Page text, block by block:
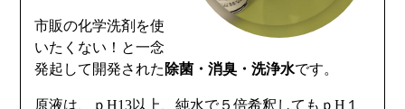
市販の化学洗剤を使
いたくない！と一念
発起して開発された 除菌・消臭・洗浄水です。
原液は、ｐH13以上、純水で５倍希釈してもｐH１